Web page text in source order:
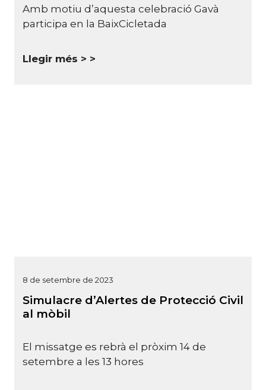
Amb motiu d’aquesta celebració Gavà
participa en la BaixCicletada
Llegir més >
8 de setembre de 2023
Simulacre d’Alertes de Protecció Civil
al mòbil
El missatge es rebrà el pròxim 14 de
setembre a les 13 hores